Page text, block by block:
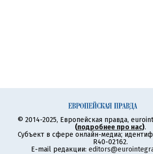
© 2014-2025, Европейская правда,
(подробнее про нас).
Субъект в сфере онлайн-медиа;
R40-02162.
E-mail редакции: